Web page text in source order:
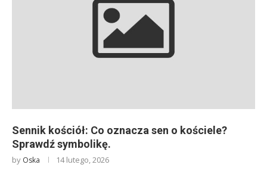
Sennik kościół: Co oznacza sen o kościele?
Sprawdź symbolikę.
by Oska 14 lutego, 2026